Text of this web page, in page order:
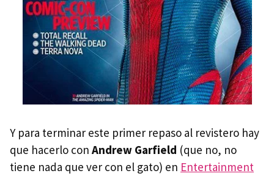
Y para terminar este primer repaso al revistero hay
que hacerlo con Andrew Garfield (que no, no
tiene nada que ver con el gato) en Entertainment